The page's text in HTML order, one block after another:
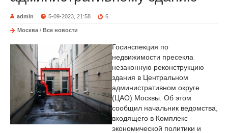
admin 5-09-2023, 21:58 6
Москва / Все новости
Госинспекция по
недвижимости пресекла
незаконную реконструкцию
здания в Центральном
административном округе
(ЦАО) Москвы. Об этом
сообщил начальник ведомства,
входящего в Комплекс
экономической политики и